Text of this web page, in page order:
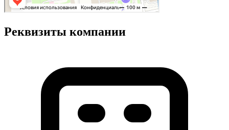
Реквизиты компании